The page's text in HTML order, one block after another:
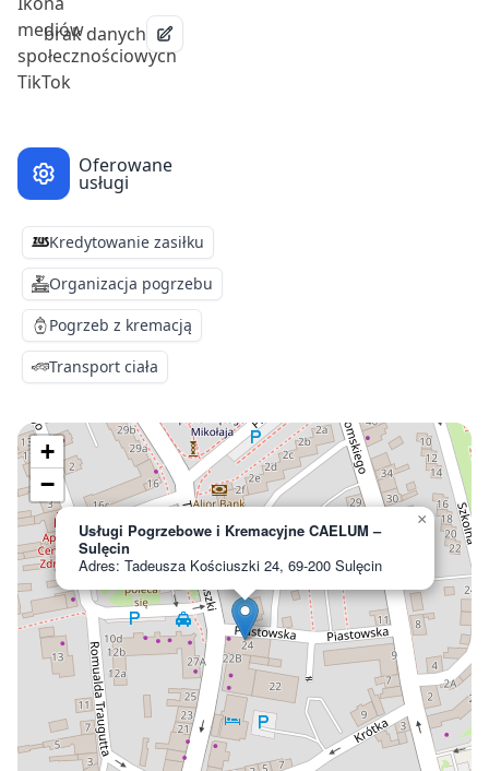
brak danych
Oferowane
usługi
Kredytowanie zasiłku
Organizacja pogrzebu
Pogrzeb z kremacją
Transport ciała
Usługi Pogrzebowe i Kremacyjne CAELUM –
Sulęcin
Adres: Tadeusza Kościuszki 24, 69-200 Sulęcin
×
+
−